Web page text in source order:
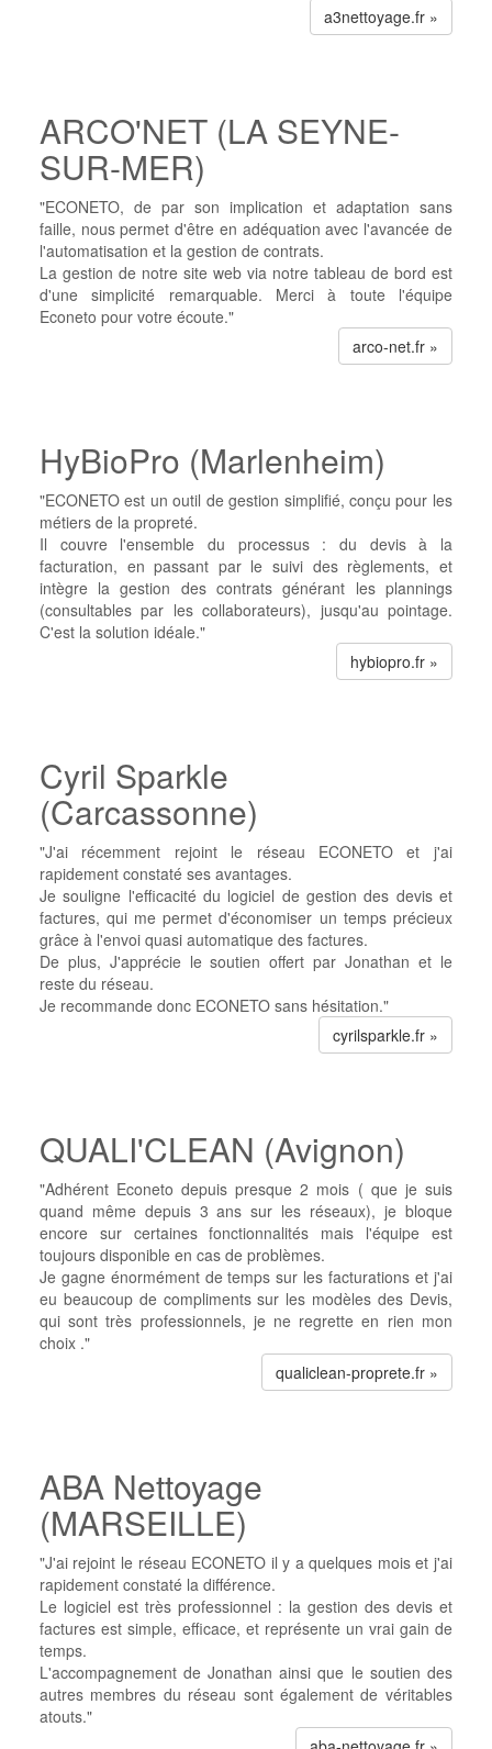
a3nettoyage.fr »
ARCO'NET (LA SEYNE-
SUR-MER)
"ECONETO, de par son implication et adaptation sans
faille, nous permet d'être en adéquation avec l'avancée de
l'automatisation et la gestion de contrats.
La gestion de notre site web via notre tableau de bord est
d'une simplicité remarquable. Merci à toute l'équipe
Econeto pour votre écoute."
arco-net.fr »
HyBioPro (Marlenheim)
"ECONETO est un outil de gestion simplifié, conçu pour les
métiers de la propreté.
Il couvre l'ensemble du processus : du devis à la
facturation, en passant par le suivi des règlements, et
intègre la gestion des contrats générant les plannings
(consultables par les collaborateurs), jusqu'au pointage.
C'est la solution idéale."
hybiopro.fr »
Cyril Sparkle
(Carcassonne)
"J'ai récemment rejoint le réseau ECONETO et j'ai
rapidement constaté ses avantages.
Je souligne l'efficacité du logiciel de gestion des devis et
factures, qui me permet d'économiser un temps précieux
grâce à l'envoi quasi automatique des factures.
De plus, J'apprécie le soutien offert par Jonathan et le
reste du réseau.
Je recommande donc ECONETO sans hésitation."
cyrilsparkle.fr »
QUALI'CLEAN (Avignon)
"Adhérent Econeto depuis presque 2 mois ( que je suis
quand même depuis 3 ans sur les réseaux), je bloque
encore sur certaines fonctionnalités mais l'équipe est
toujours disponible en cas de problèmes.
Je gagne énormément de temps sur les facturations et j'ai
eu beaucoup de compliments sur les modèles des Devis,
qui sont très professionnels, je ne regrette en rien mon
choix ."
qualiclean-proprete.fr »
ABA Nettoyage
(MARSEILLE)
"J'ai rejoint le réseau ECONETO il y a quelques mois et j'ai
rapidement constaté la différence.
Le logiciel est très professionnel : la gestion des devis et
factures est simple, efficace, et représente un vrai gain de
temps.
L'accompagnement de Jonathan ainsi que le soutien des
autres membres du réseau sont également de véritables
atouts."